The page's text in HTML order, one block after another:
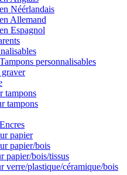
Néérlandais
Allemand
Espagnol
personnalisables
tampons
tampons
papier
papier/bois
papier/bois/tissus
verre/plastique/céramique/bois